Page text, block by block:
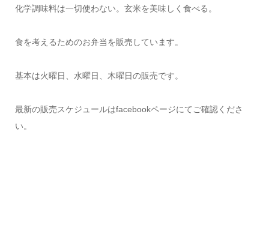
化学調味料は一切使わない。玄米を美味しく食べる。
食を考えるためのお弁当を販売しています。
基本は火曜日、水曜日、木曜日の販売です。
最新の販売スケジュールはfacebookページにてご確認くださ
い。